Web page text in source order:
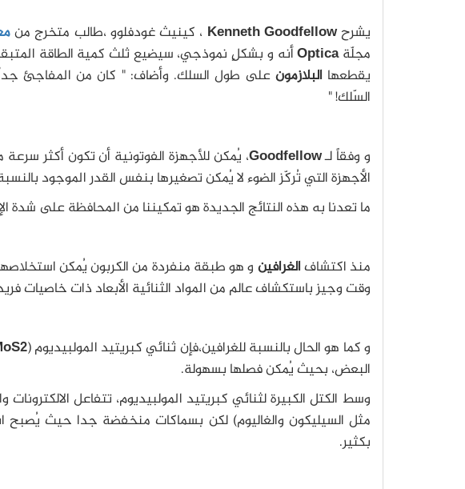
يشرحKenneth Goodfellow ، كينيث غودفلوو ،طالب متخرج من
مجلّةOpticaأنه و بشكلٍ نموذجي، سيضيع ثلث كمية الطاقة
يقطعها البلازمون على طول السلك. وأضاف: " كان من المفاجئ
السّلك! "
و وفقاً لـGoodfellow، يُمكن للأجهزة الفوتونية أن تكون أكثر سرعة
الأجهزة التي تُركّز الضوء لا يُمكن تصغيرها بنفس القدر الموجود بالنسبة
ما تعدنا به هذه النتائج الجديدة هو تمكيننا من المحافظة على شدة
منذ اكتشافالغرافين و هو طبقة منفردة من الكربون يُمكن
وقت وجيز باستكشاف عالم من المواد الثنائية الأبعاد ذات خاصيات
و كما هو الحال بالنسبة للغرافين،فإن ثنائي كبريتيد المولبيديوم (
البعض، بحيث يُمكن فصلها بسهولة.
وسط الكتل الكبيرة لثنائي كبريتيد المولبيديوم، تتفاعل
مثل السيليكون والغاليوم) لكن بسماكات منخفضة جدا حيث يُصبح
بكثير.